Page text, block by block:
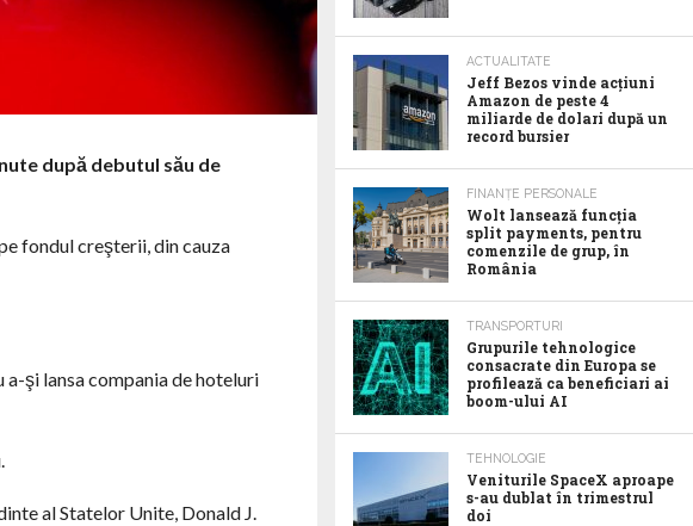
după debutul său de
fondul creşterii, din cauza
şi lansa compania de hoteluri
al Statelor Unite, Donald J.
ACTUALITATE
Jeff Bezos vinde acţiuni
Amazon de peste 4
miliarde de dolari după un
record bursier
FINANȚE PERSONALE
Wolt lansează funcția
split payments, pentru
comenzile de grup, în
România
TRANSPORTURI
Grupurile tehnologice
consacrate din Europa se
profilează ca beneficiari ai
boom-ului AI
TEHNOLOGIE
Veniturile SpaceX aproape
s-au dublat în trimestrul
doi